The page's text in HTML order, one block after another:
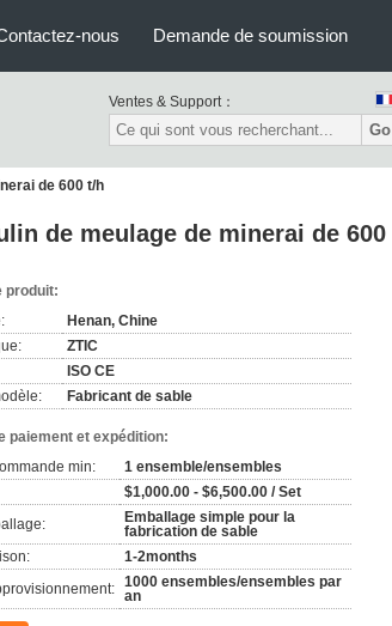
nous Demande de soumission
Ventes & Support：
Go
de 600 t/h
de meulage de minerai de 600
produit:
Henan, Chine
ZTIC
ISO CE
Fabricant de sable
paiement et expédition:
min:
1 ensemble/ensembles
$1,000.00 - $6,500.00 / Set
Emballage simple pour la
fabrication de sable
1-2months
1000 ensembles/ensembles par
an